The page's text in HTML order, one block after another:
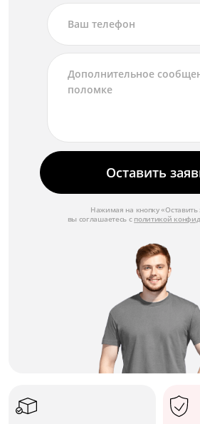
Оставить
Нажимая на кнопку «Оставить
вы соглашаетесь с политикой